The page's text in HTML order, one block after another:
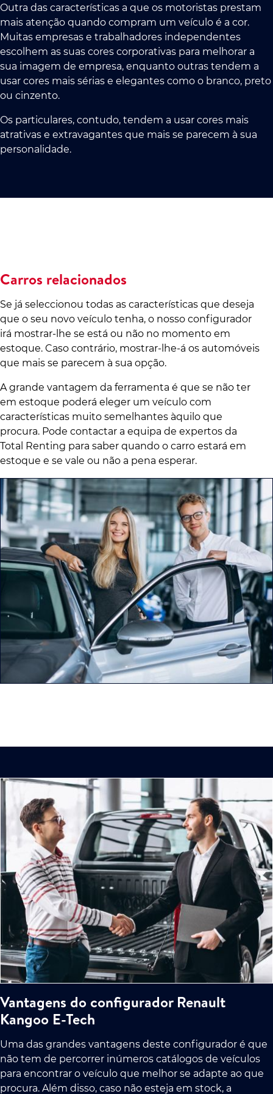
Outra das características a que os motoristas prestam
mais atenção quando compram um veículo é a cor.
Muitas empresas e trabalhadores independentes
escolhem as suas cores corporativas para melhorar a
sua imagem de empresa, enquanto outras tendem a
usar cores mais sérias e elegantes como o branco, preto
ou cinzento.
Os particulares, contudo, tendem a usar cores mais
atrativas e extravagantes que mais se parecem à sua
personalidade.
Carros relacionados
Se já seleccionou todas as características que deseja
que o seu novo veículo tenha, o nosso configurador
irá mostrar-lhe se está ou não no momento em
estoque. Caso contrário, mostrar-lhe-á os automóveis
que mais se parecem à sua opção.
A grande vantagem da ferramenta é que se não ter
em estoque poderá eleger um veículo com
características muito semelhantes àquilo que
procura. Pode contactar a equipa de expertos da
Total Renting para saber quando o carro estará em
estoque e se vale ou não a pena esperar.
Vantagens do configurador Renault
Kangoo E-Tech
Uma das grandes vantagens deste configurador é que
não tem de percorrer inúmeros catálogos de veículos
para encontrar o veículo que melhor se adapte ao que
procura. Além disso, caso não esteja em stock, a